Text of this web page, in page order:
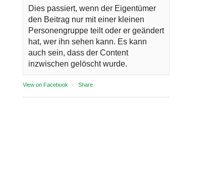
Dies passiert, wenn der Eigentümer
den Beitrag nur mit einer kleinen
Personengruppe teilt oder er geändert
hat, wer ihn sehen kann. Es kann
auch sein, dass der Content
inzwischen gelöscht wurde.
View on Facebook · Share